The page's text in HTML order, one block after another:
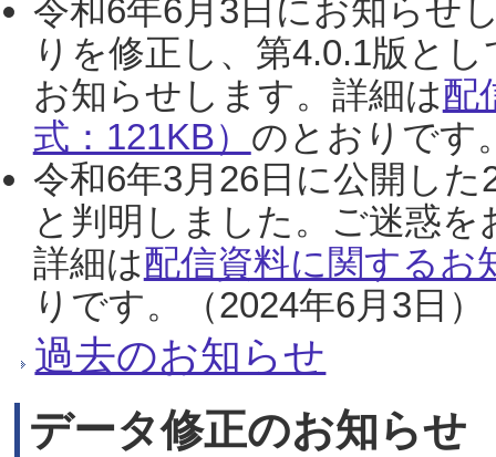
令和6年6月3日にお知らせ
りを修正し、第4.0.1版と
お知らせします。詳細は配
式：121KB） のとおりです
令和6年3月26日に公開し
と判明しました。ご迷惑
詳細は配信資料に関するお
りです。（2024年6月3日）
過去のお知らせ
データ修正のお知らせ